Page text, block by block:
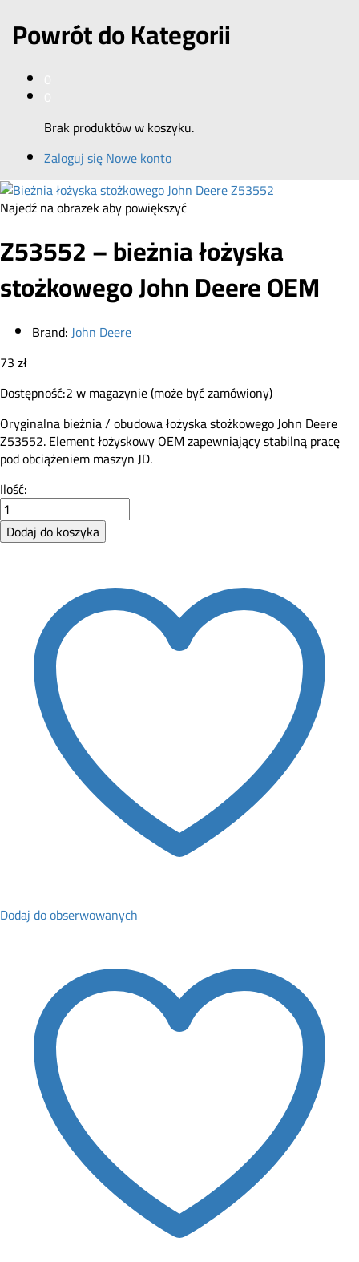
Powrót doKategorii
Brak produktów w koszyku.
Zaloguj sięNowe konto
Najedź na obrazek aby powiększyć
Z53552 – bieżnia łożyska
stożkowego John Deere OEM
Brand:John Deere
73zł
Dostępność:2 w magazynie (może być zamówiony)
Oryginalna bieżnia / obudowa łożyska stożkowego John Deere
Z53552. Element łożyskowy OEM zapewniający stabilną pracę
pod obciążeniem maszyn JD.
Z53552
–
bieżnia
łożyska
quantity
Ilość:
Dodaj do koszyka
Dodaj do obserwowanych